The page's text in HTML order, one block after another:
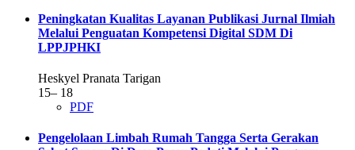
Peningkatan Kualitas Layanan Publikasi Jurnal Ilmiah
Melalui Penguatan Kompetensi Digital SDM Di
LPPJPHKI
Heskyel Pranata Tarigan
15– 18
PDF
Pengelolaan Limbah Rumah Tangga Serta Gerakan